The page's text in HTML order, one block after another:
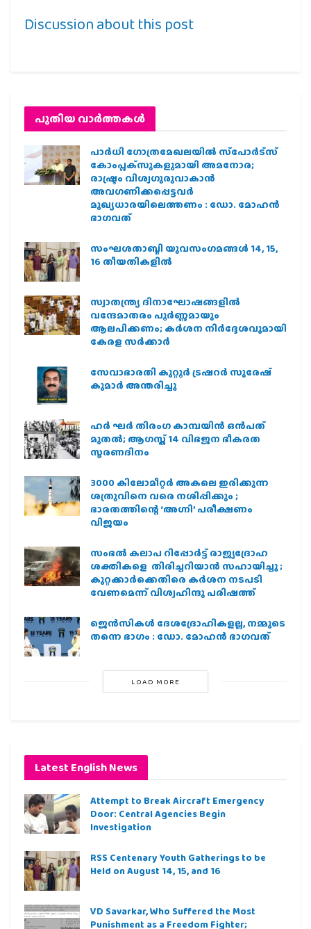
Discussion about this post
പുതിയ വാര്‍ത്തകള്‍
പാര്‍ധി ഗോത്രമേഖലയില്‍ സ്‌പോര്‍ട്‌സ്
കോംപ്ലക്‌സുകളുമായി അമനോര;
രാഷ്ട്രം വിശ്വഗുരുവാകാന്‍
അവഗണിക്കപ്പെട്ടവര്‍
മുഖ്യധാരയിലെത്തണം : ഡോ. മോഹന്‍
ഭാഗവത്
സംഘശതാബ്ദി യുവസംഗമങ്ങള്‍ 14, 15,
16 തീയതികളില്‍
സ്വാതന്ത്ര്യ ദിനാഘോഷങ്ങളിൽ
വന്ദേമാതരം പൂർണ്ണമായും
ആലപിക്കണം; കർശന നിർദ്ദേശവുമായി
കേരള സർക്കാർ
സേവാഭാരതി കുറ്റൂർ ട്രഷറർ സുരേഷ്
കുമാർ അന്തരിച്ചു
ഹര്‍ ഘര്‍ തിരംഗ കാമ്പയിന്‍ ഒന്‍പത്
മുതല്‍; ആഗസ്ത് 14 വിഭജന ഭീകരത
സ്മരണദിനം
3000 കിലോമീറ്റർ അകലെ ഇരിക്കുന്ന
ശത്രുവിനെ വരെ നശിപ്പിക്കും ;
ഭാരതത്തിന്റെ ‘അഗ്നി’ പരീക്ഷണം
വിജയം
സംഭൽ കലാപ റിപ്പോർട്ട് രാജ്യദ്രോഹ
ശക്തികളെ തിരിച്ചറിയാൻ സഹായിച്ചു ;
കുറ്റക്കാർക്കെതിരെ കർശന നടപടി
വേണമെന്ന് വിശ്വഹിന്ദു പരിഷത്ത്
ജെന്‍സികള്‍ ദേശദ്രോഹികളല്ല, നമ്മുടെ
തന്നെ ഭാഗം : ഡോ. മോഹന്‍ ഭാഗവത്
LOAD MORE
Latest English News
Attempt to Break Aircraft Emergency
Door: Central Agencies Begin
Investigation
RSS Centenary Youth Gatherings to be
Held on August 14, 15, and 16
VD Savarkar, Who Suffered the Most
Punishment as a Freedom Fighter;